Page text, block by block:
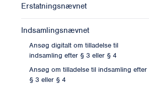
Erstatningsnævnet
Indsamlingsnævnet
Ansøg digitalt om tilladelse til
indsamling efter § 3 eller § 4
Ansøg om tilladelse til indsamling efter
§ 3 eller § 4